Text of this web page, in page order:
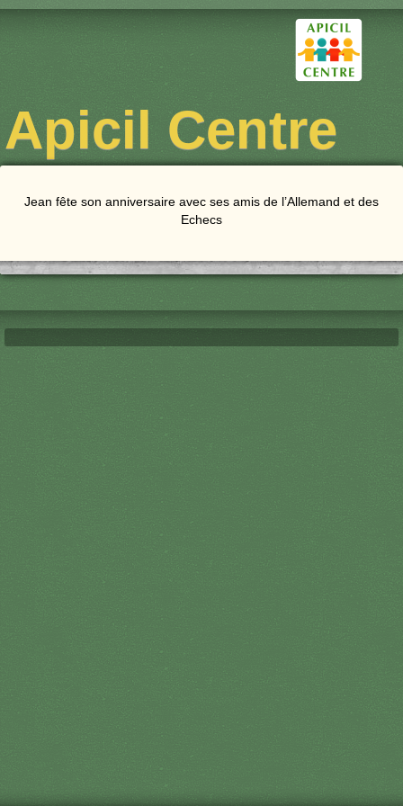
Apicil Centre
Jean fête son anniversaire avec ses amis de l’Allemand et des
Echecs